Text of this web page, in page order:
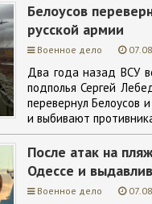
Белоусов
русской армии
Военное дело
Два года назад ВСУ
подполья Сергей
перевернул Белоусов
и выбивают
После атак на
Одессе и
Военное дело